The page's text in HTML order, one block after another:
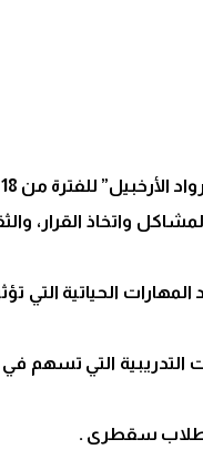
من 18 إلى 23 مايو 2024م.
واتخاذ القرار،
الحياتية التي
التي تسهم في
طلاب سقطرى .